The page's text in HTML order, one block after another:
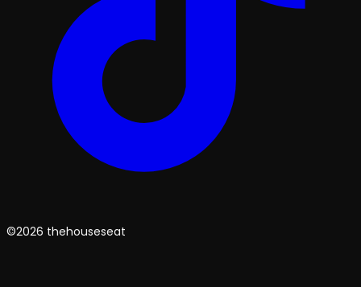
©2026 thehouseseat